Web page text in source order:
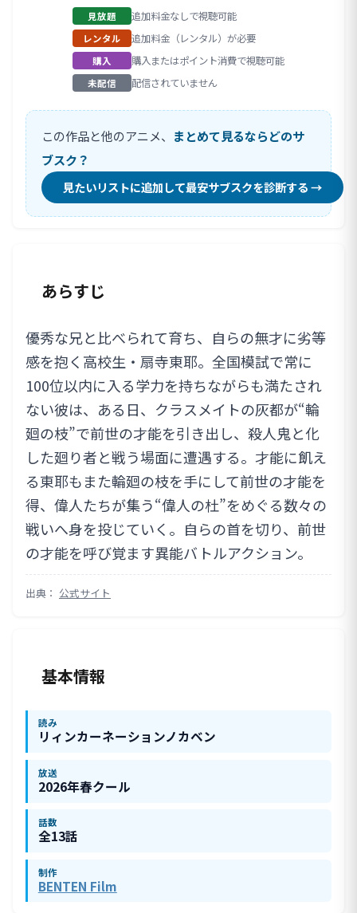
見放題 追加料金なしで視聴可能
レンタル 追加料金（レンタル）が必要
購入 購入またはポイント消費で視聴可能
未配信 配信されていません
この作品と他のアニメ、 まとめて見るならどのサ
ブスク？
見たいリストに追加して最安サブスクを診断する →
あらすじ
優秀な兄と比べられて育ち、自らの無才に劣等
感を抱く高校生・扇寺東耶。全国模試で常に
100位以内に入る学力を持ちながらも満たされ
ない彼は、ある日、クラスメイトの灰都が“輪
廻の枝”で前世の才能を引き出し、殺人鬼と化
した廻り者と戦う場面に遭遇する。才能に飢え
る東耶もまた輪廻の枝を手にして前世の才能を
得、偉人たちが集う“偉人の杜”をめぐる数々の
戦いへ身を投じていく。自らの首を切り、前世
の才能を呼び覚ます異能バトルアクション。
出典： 公式サイト
基本情報
読み
リィンカーネーションノカベン
放送
2026年春クール
話数
全13話
制作
BENTEN Film